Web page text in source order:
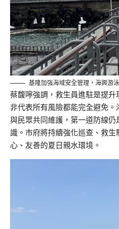
基隆加強海域安全管理，海興游
蔡馥嚀強調，救生員進駐是提
非代表所有風險都能完全避免
與民眾共同維護，第一道防線
識。市府將持續強化巡查、救
心、友善的夏日親水環境。